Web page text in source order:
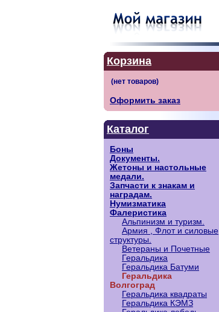
Корзина
Оформить заказ
Каталог
Боны
Документы.
Жетоны и настольные
медали.
Запчасти к знакам и
наградам.
Нумизматика
Фалеристика
Альпинизм и туризм.
Армия , Флот и силовые
структуры.
Ветераны и Почетные
Геральдика
Геральдика Батуми
Геральдика
Волгоград
Геральдика квадраты
Геральдика КЭМЗ